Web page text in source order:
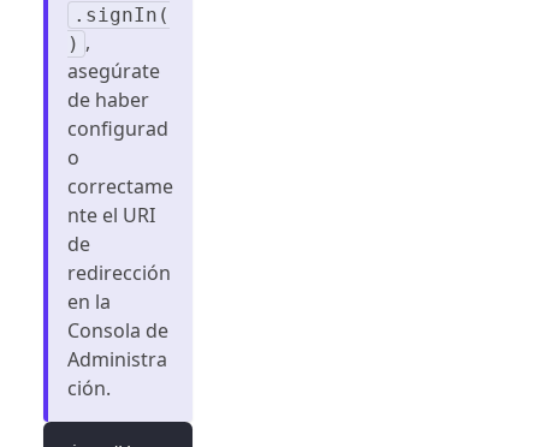
.signIn(
) ,
asegúrate
de haber
configurad
o
correctame
nte el URI
de
redirección
en la
Consola de
Administra
ción.